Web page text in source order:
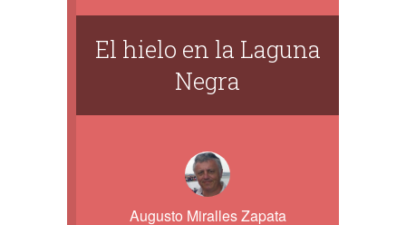
El hielo en la Laguna
Negra
Augusto Miralles Zapata